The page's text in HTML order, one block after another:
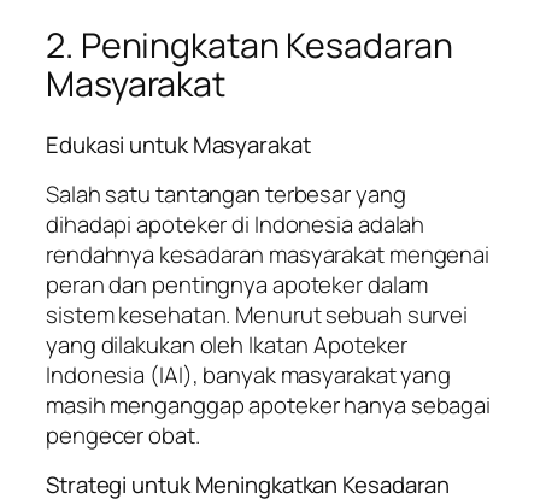
2. Peningkatan Kesadaran
Masyarakat
Edukasi untuk Masyarakat
Salah satu tantangan terbesar yang
dihadapi apoteker di Indonesia adalah
rendahnya kesadaran masyarakat mengenai
peran dan pentingnya apoteker dalam
sistem kesehatan. Menurut sebuah survei
yang dilakukan oleh Ikatan Apoteker
Indonesia (IAI), banyak masyarakat yang
masih menganggap apoteker hanya sebagai
pengecer obat.
Strategi untuk Meningkatkan Kesadaran